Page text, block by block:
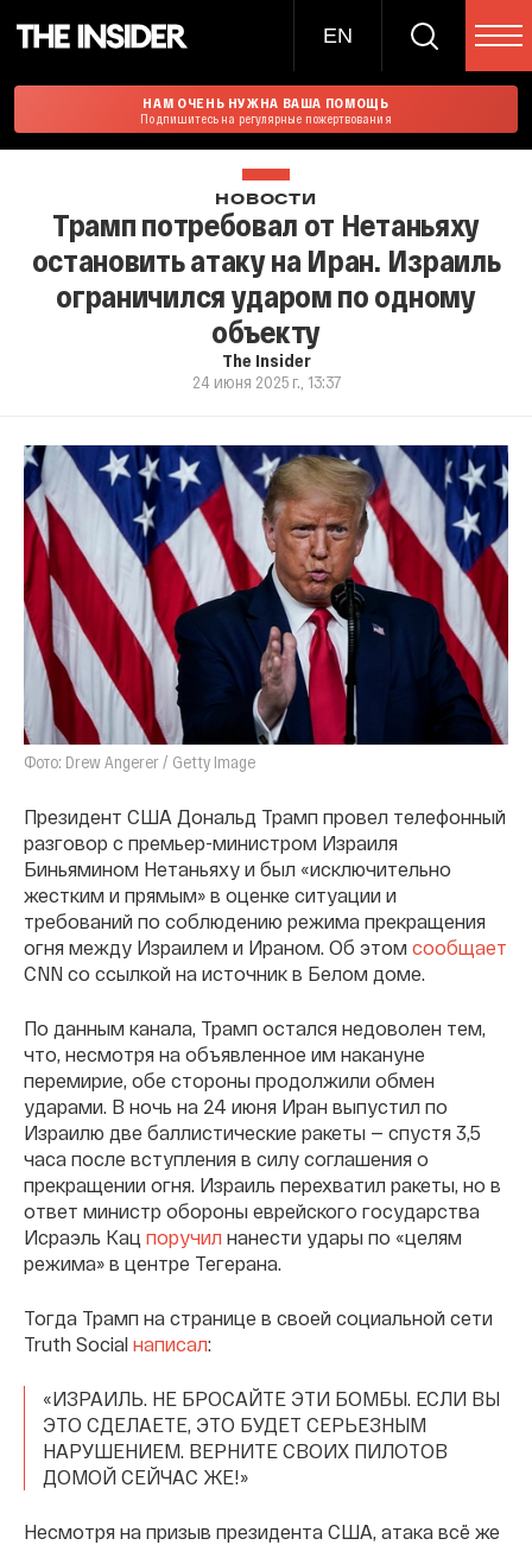
EN
НАМ ОЧЕНЬ НУЖНА ВАША ПОМОЩЬ
Подпишитесь на регулярные пожертвования
НОВОСТИ
Трамп потребовал от Нетаньяху
остановить атаку на Иран. Израиль
ограничился ударом по одному
объекту
The Insider
24 июня 2025 г., 13:37
Фото: Drew Angerer / Getty Image
Президент США Дональд Трамп провел телефонный
разговор с премьер-министром Израиля
Биньямином Нетаньяху и был «исключительно
жестким и прямым» в оценке ситуации и
требований по соблюдению режима прекращения
огня между Израилем и Ираном. Об этом сообщает
CNN со ссылкой на источник в Белом доме.
По данным канала, Трамп остался недоволен тем,
что, несмотря на объявленное им накануне
перемирие, обе стороны продолжили обмен
ударами. В ночь на 24 июня Иран выпустил по
Израилю две баллистические ракеты — спустя 3,5
часа после вступления в силу соглашения о
прекращении огня. Израиль перехватил ракеты, но в
ответ министр обороны еврейского государства
Исраэль Кац поручил нанести удары по «целям
режима» в центре Тегерана.
Тогда Трамп на странице в своей социальной сети
Truth Social написал:
«ИЗРАИЛЬ. НЕ БРОСАЙТЕ ЭТИ БОМБЫ. ЕСЛИ ВЫ
ЭТО СДЕЛАЕТЕ, ЭТО БУДЕТ СЕРЬЕЗНЫМ
НАРУШЕНИЕМ. ВЕРНИТЕ СВОИХ ПИЛОТОВ
ДОМОЙ СЕЙЧАС ЖЕ!»
Несмотря на призыв президента США, атака всё же